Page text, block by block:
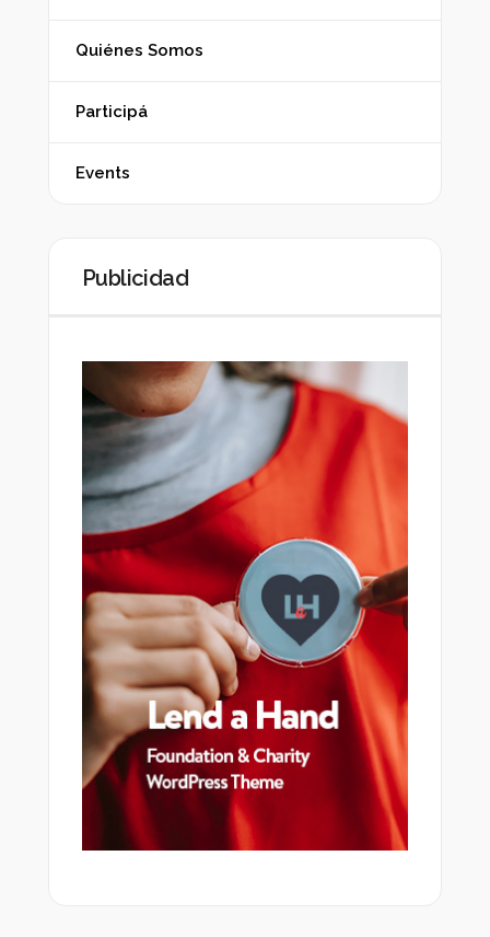
Quiénes Somos
Participá
Events
Publicidad